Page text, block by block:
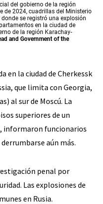
del gobierno de la región
de 2024, cuadrillas del Ministerio
se registró una explosión
en la ciudad de
de la región Karachay-
and Government of the
en la ciudad de Cherkessk
que limita con Georgia,
al sur de Moscú. La
superiores de un
informaron funcionarios
aún más.
penal por
Las explosiones de
en Rusia.